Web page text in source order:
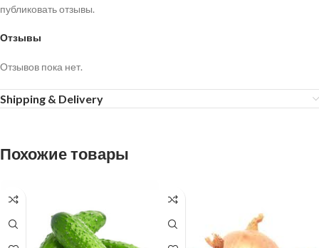
Отзывы
Отзывов пока нет.
публиковать отзывы.
Shipping & Delivery
Похожие товары